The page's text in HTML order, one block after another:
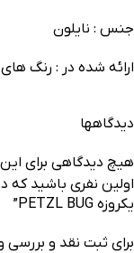
جنس : نایلون
ارائه شده در : رنگ
دیدگاهها
هیچ دیدگاهی برای
اولین نفری باشید که
یکروزه PETZL BUG”
برای ثبت نقد و بررسی